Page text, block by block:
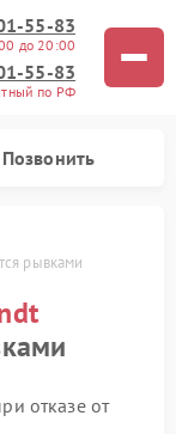
55-83
до 20:00
55-83
по РФ
Позвонить
рывками
отказе от